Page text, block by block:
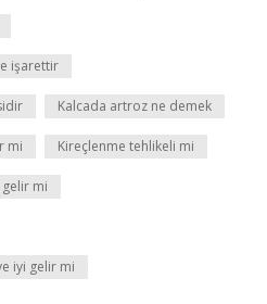
işarettir
Kalcada artroz ne demek
mi Kireçlenme tehlikeli mi
mi
iyi gelir mi